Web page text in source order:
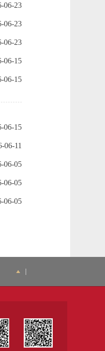
06-23
06-23
06-23
06-15
06-15
06-15
06-11
06-05
06-05
06-05